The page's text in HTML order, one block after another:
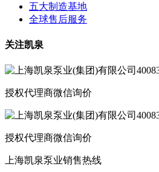
五大制造基地
全球售后服务
关注凯泉
授权代理商微信询价
授权代理商微信询价
上海凯泉泵业销售热线